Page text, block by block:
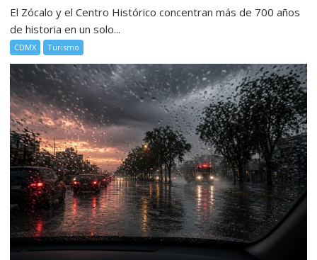
El Zócalo y el Centro Histórico concentran más de 700 años
de historia en un solo...
CDMX Turismo